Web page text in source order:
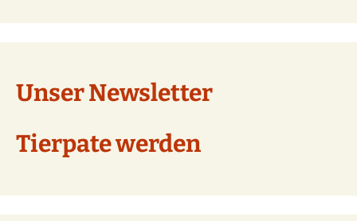
Unser Newsletter
Tierpate werden